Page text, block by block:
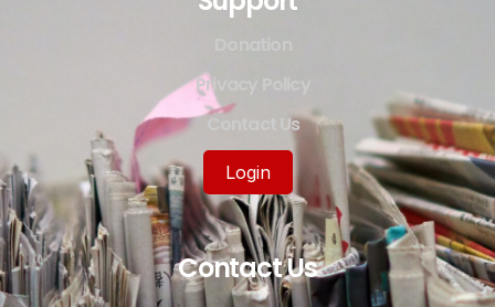
Privacy Policy
Contact Us
Login
Contact Us